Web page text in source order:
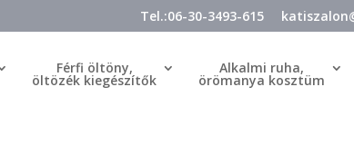
Tel.:06-30-3493-615
Férfi öltöny,
öltözék kiegészítők
Alkalmi ruha,
örömanya kosztüm